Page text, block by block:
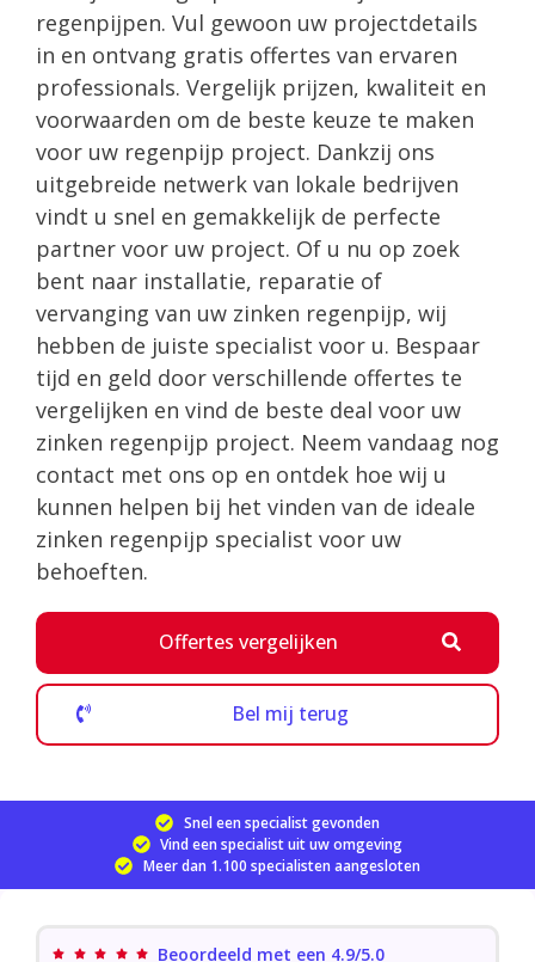
regenpijpen. Vul gewoon uw projectdetails
in en ontvang gratis offertes van ervaren
professionals. Vergelijk prijzen, kwaliteit en
voorwaarden om de beste keuze te maken
voor uw regenpijp project. Dankzij ons
uitgebreide netwerk van lokale bedrijven
vindt u snel en gemakkelijk de perfecte
partner voor uw project. Of u nu op zoek
bent naar installatie, reparatie of
vervanging van uw zinken regenpijp, wij
hebben de juiste specialist voor u. Bespaar
tijd en geld door verschillende offertes te
vergelijken en vind de beste deal voor uw
zinken regenpijp project. Neem vandaag nog
contact met ons op en ontdek hoe wij u
kunnen helpen bij het vinden van de ideale
zinken regenpijp specialist voor uw
behoeften.
Offertes vergelijken
Bel mij terug
Snel een specialist gevonden
Vind een specialist uit uw omgeving
Meer dan 1.100 specialisten aangesloten
Beoordeeld met een 4.9/5.0